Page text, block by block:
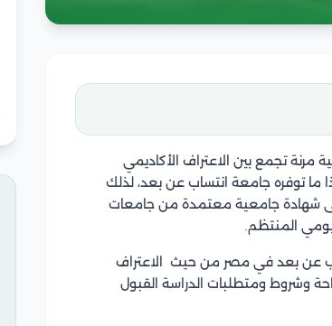
تجمع بين الاعتراف الأكاديمي
ما توفره جامعة انتساب عن بعد، لذلك
شهادة جامعية معتمدة من جامعات
المنتظم.
عن بعد في مصر من حيث الاعتراف
وشروط ومتطلبات الدراسة القبول